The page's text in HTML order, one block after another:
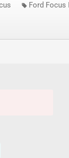
Ford Focus